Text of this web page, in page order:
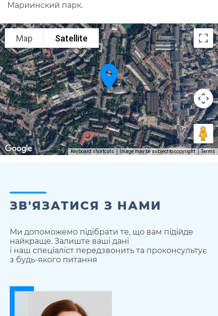
Мариинский парк.
Map Satellite
Keyboard shortcuts Image may be subject to copyright Terms
ЗВ'ЯЗАТИСЯ З НАМИ
Ми допоможемо підібрати те, що вам підійде
найкраще. Залиште ваші дані
і наш спеціаліст передзвонить та проконсультує
з будь-якого питання